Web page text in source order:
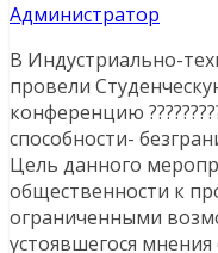
Администратор
В Индустриально-
провели
конференцию
способности-
Цель данного
общественности к
ограниченными
устоявшегося